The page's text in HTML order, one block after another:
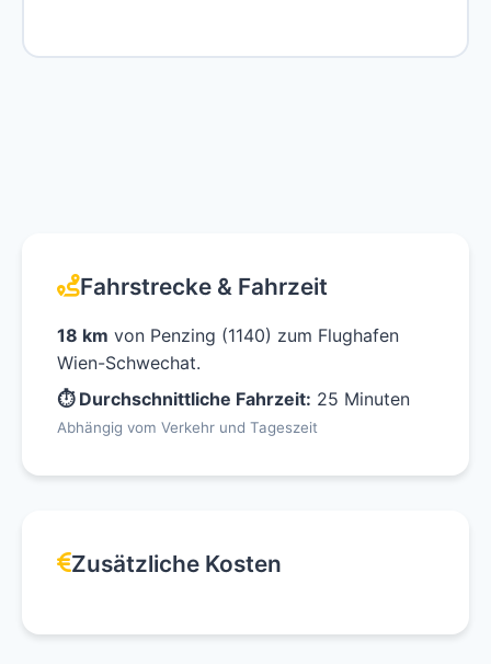
Fahrstrecke & Fahrzeit
18 km von Penzing (1140) zum Flughafen
Wien-Schwechat.
⏱ Durchschnittliche Fahrzeit: 25 Minuten
Abhängig vom Verkehr und Tageszeit
Zusätzliche Kosten